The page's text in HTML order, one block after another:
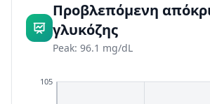
Προβλεπόμενη
γλυκόζης
Peak: 96.1 mg/dL
105